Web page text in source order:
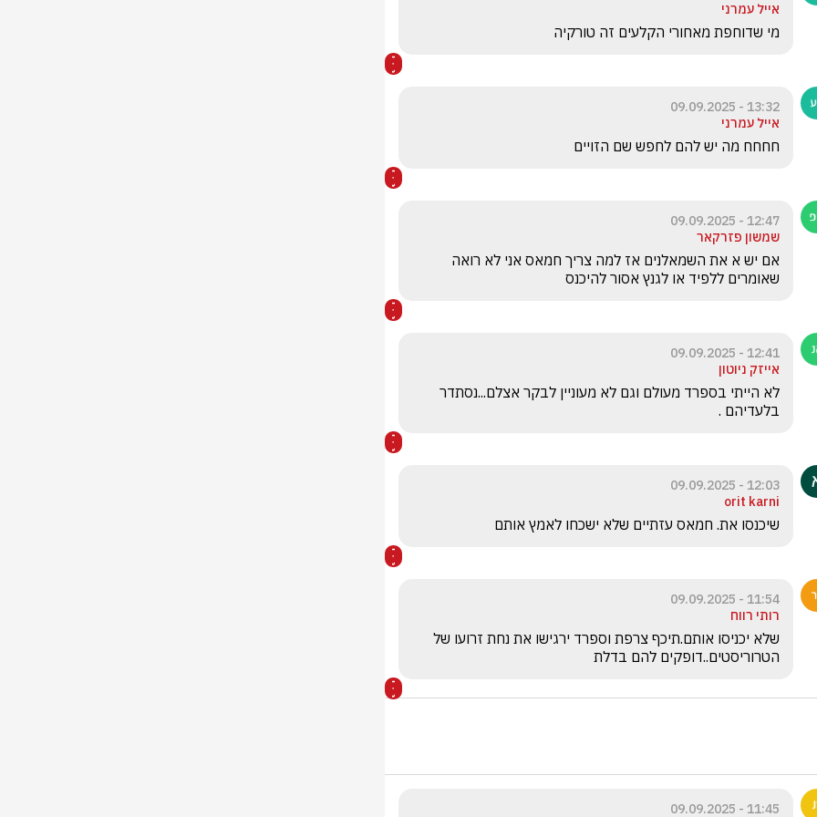
אייל עמרני
מי שדוחפת מאחורי הקלעים זה טורקיה
13:32 - 09.09.2025
אייל עמרני
חחחח מה יש להם לחפש שם הזויים
12:47 - 09.09.2025
שמשון פזרקאר
שאומרים ללפיד או לגנץ אסור להיכנס
12:41 - 09.09.2025
אייזק ניוטון
בלעדיהם .
12:03 - 09.09.2025
orit karni
שיכנסו את. חמאס עזתיים שלא ישכחו לאמץ אותם
11:54 - 09.09.2025
רותי רווח
הטרוריסטים..דופקים להם בדלת
11:45 - 09.09.2025